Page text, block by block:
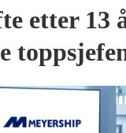
etter 13